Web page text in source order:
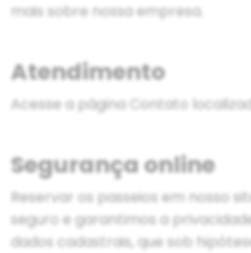
mais sobre nossa empresa.
Atendimento
Acesse a página Contato
Segurança online
Reservar os passeios em nosso
seguro e garantimos a
dados cadastrais, que sob